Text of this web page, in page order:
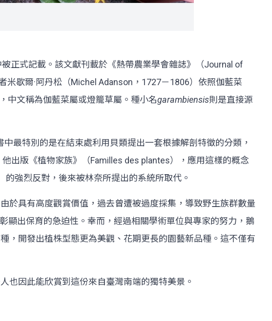
正式記載。該文獻刊載於《熱帶農業學會雜誌》（Journal of
米歇爾·阿丹松（Michel Adanson，1727－1806）依照伽藍菜
中文稱為伽藍菜屬或燈籠草屬。種小名garambiensis則是直接源
最特別的是在結束處利用貝類提出一套根據解剖特徵的分類，
出版《植物家族》（Familles des plantes），應用這樣的概念
強烈反對，後來被林奈所提出的系統所取代。
於具有高度觀賞價值，過去曾遭被過度採集，導致野生族群數量
顯出保育的急迫性。幸而，經過相關學術單位與專家的努力，鵝
，開發出植株型態更為美觀、花期更長的園藝新品種。這不僅有
也因此能欣賞到這份來自臺灣南端的獨特美景。